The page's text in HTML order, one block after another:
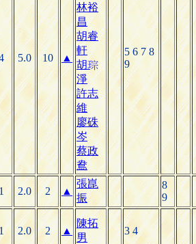
5.0 10 ▲
林裕
昌
胡睿
軒
胡
淨
許志
維
廖硃
岑
蔡政
鴦
5 6 7 8
9
1 2.0 2 ▲
張崑
振
8
9
2.0 2 ▲
陳拓
男
3 4